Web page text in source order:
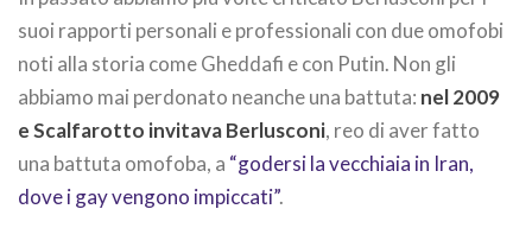
suoi rapporti personali e professionali con due omofobi
noti alla storia come Gheddafi e con Putin. Non gli
abbiamo mai perdonato neanche una battuta: nel 2009
e Scalfarotto invitava Berlusconi, reo di aver fatto
una battuta omofoba, a “godersi la vecchiaia in Iran,
dove i gay vengono impiccati”.